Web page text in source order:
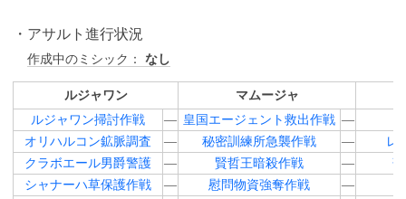
アサルト進行状況
作成中のミシック： なし
ルジャワン
マムージャ
ルジャワン掃討作戦
― 皇国エージェント救出作戦 ―
オリハルコン鉱脈調査
― 秘密訓練所急襲作戦 ―
レ
クラボエール男爵警護
― 賢哲王暗殺作戦 ―
シャナーハ草保護作戦
― 慰問物資強奪作戦
―